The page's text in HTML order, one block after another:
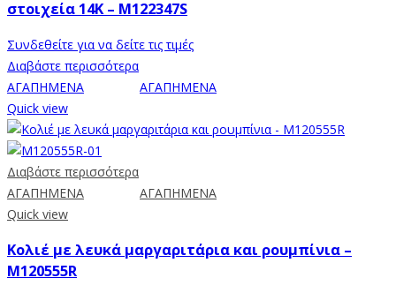
στοιχεία 14K – M122347S
Συνδεθείτε για να δείτε τις τιμές
Διαβάστε περισσότερα
ΑΓΑΠΗΜΕΝΑ
ΑΓΑΠΗΜΕΝΑ
Quick view
Διαβάστε περισσότερα
ΑΓΑΠΗΜΕΝΑ
ΑΓΑΠΗΜΕΝΑ
Quick view
Κολιέ με λευκά μαργαριτάρια και ρουμπίνια –
M120555R